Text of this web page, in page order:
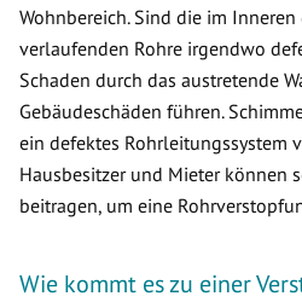
Wohnbereich. Sind die im Inneren
verlaufenden Rohre irgendwo
Schaden durch das austretende
Gebäudeschäden führen.
ein defektes Rohrleitungssystem
Hausbesitzer und Mieter können
beitragen, um eine
Wie kommt es zu einer